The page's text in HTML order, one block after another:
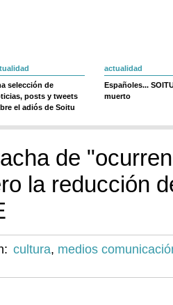
selección de
posts y tweets
el adiós de Soitu
actualidad
Españoles...
muerto
de
la reducción
cultura, medios